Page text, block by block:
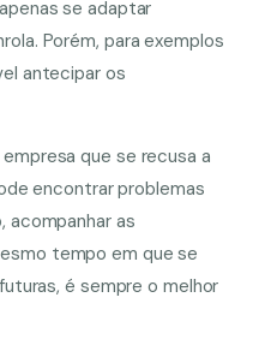
se adaptar
Porém, para exemplos
antecipar os
que se recusa a
encontrar problemas
acompanhar as
tempo em que se
é sempre o melhor